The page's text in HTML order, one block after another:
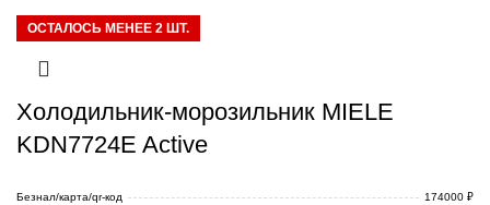
ОСТАЛОСЬ МЕНЕЕ 2 ШТ.
Холодильник-морозильник MIELE
KDN7724E Active
Безнал/карта/qr-код
174000 ₽